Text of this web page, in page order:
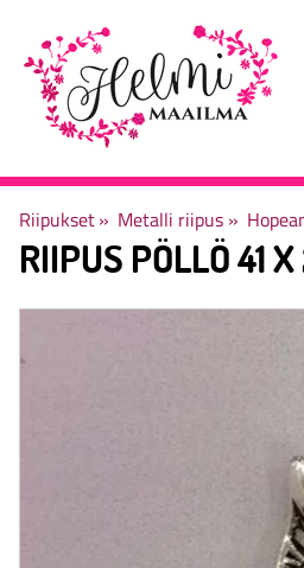
Riipukset‪» Metalli riipus ‪»
RIIPUS PÖLLÖ 41